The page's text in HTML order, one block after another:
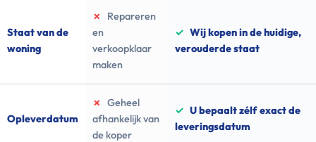
Staat van de
woning
✗
Repareren
en
verkoopklaar
maken
✓ Wij kopen in de huidige,
verouderde staat
Opleverdatum
✗
Geheel
afhankelijk van
de koper
✓ U bepaalt zélf exact de
leveringsdatum